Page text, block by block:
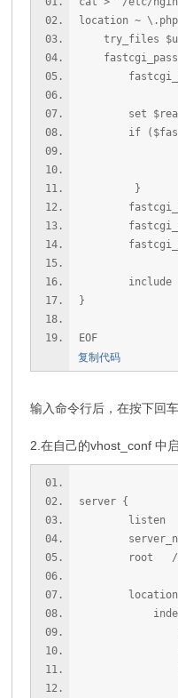
location ~
try_files
fastcgi_pass
set
if
set
set
}
fastcgi_param
fastcgi_param
include
}
EOF
复制代码
输入命令行后，在按下回
2.在自己的vhost_conf 中
server {
listen
root /home/
location
index